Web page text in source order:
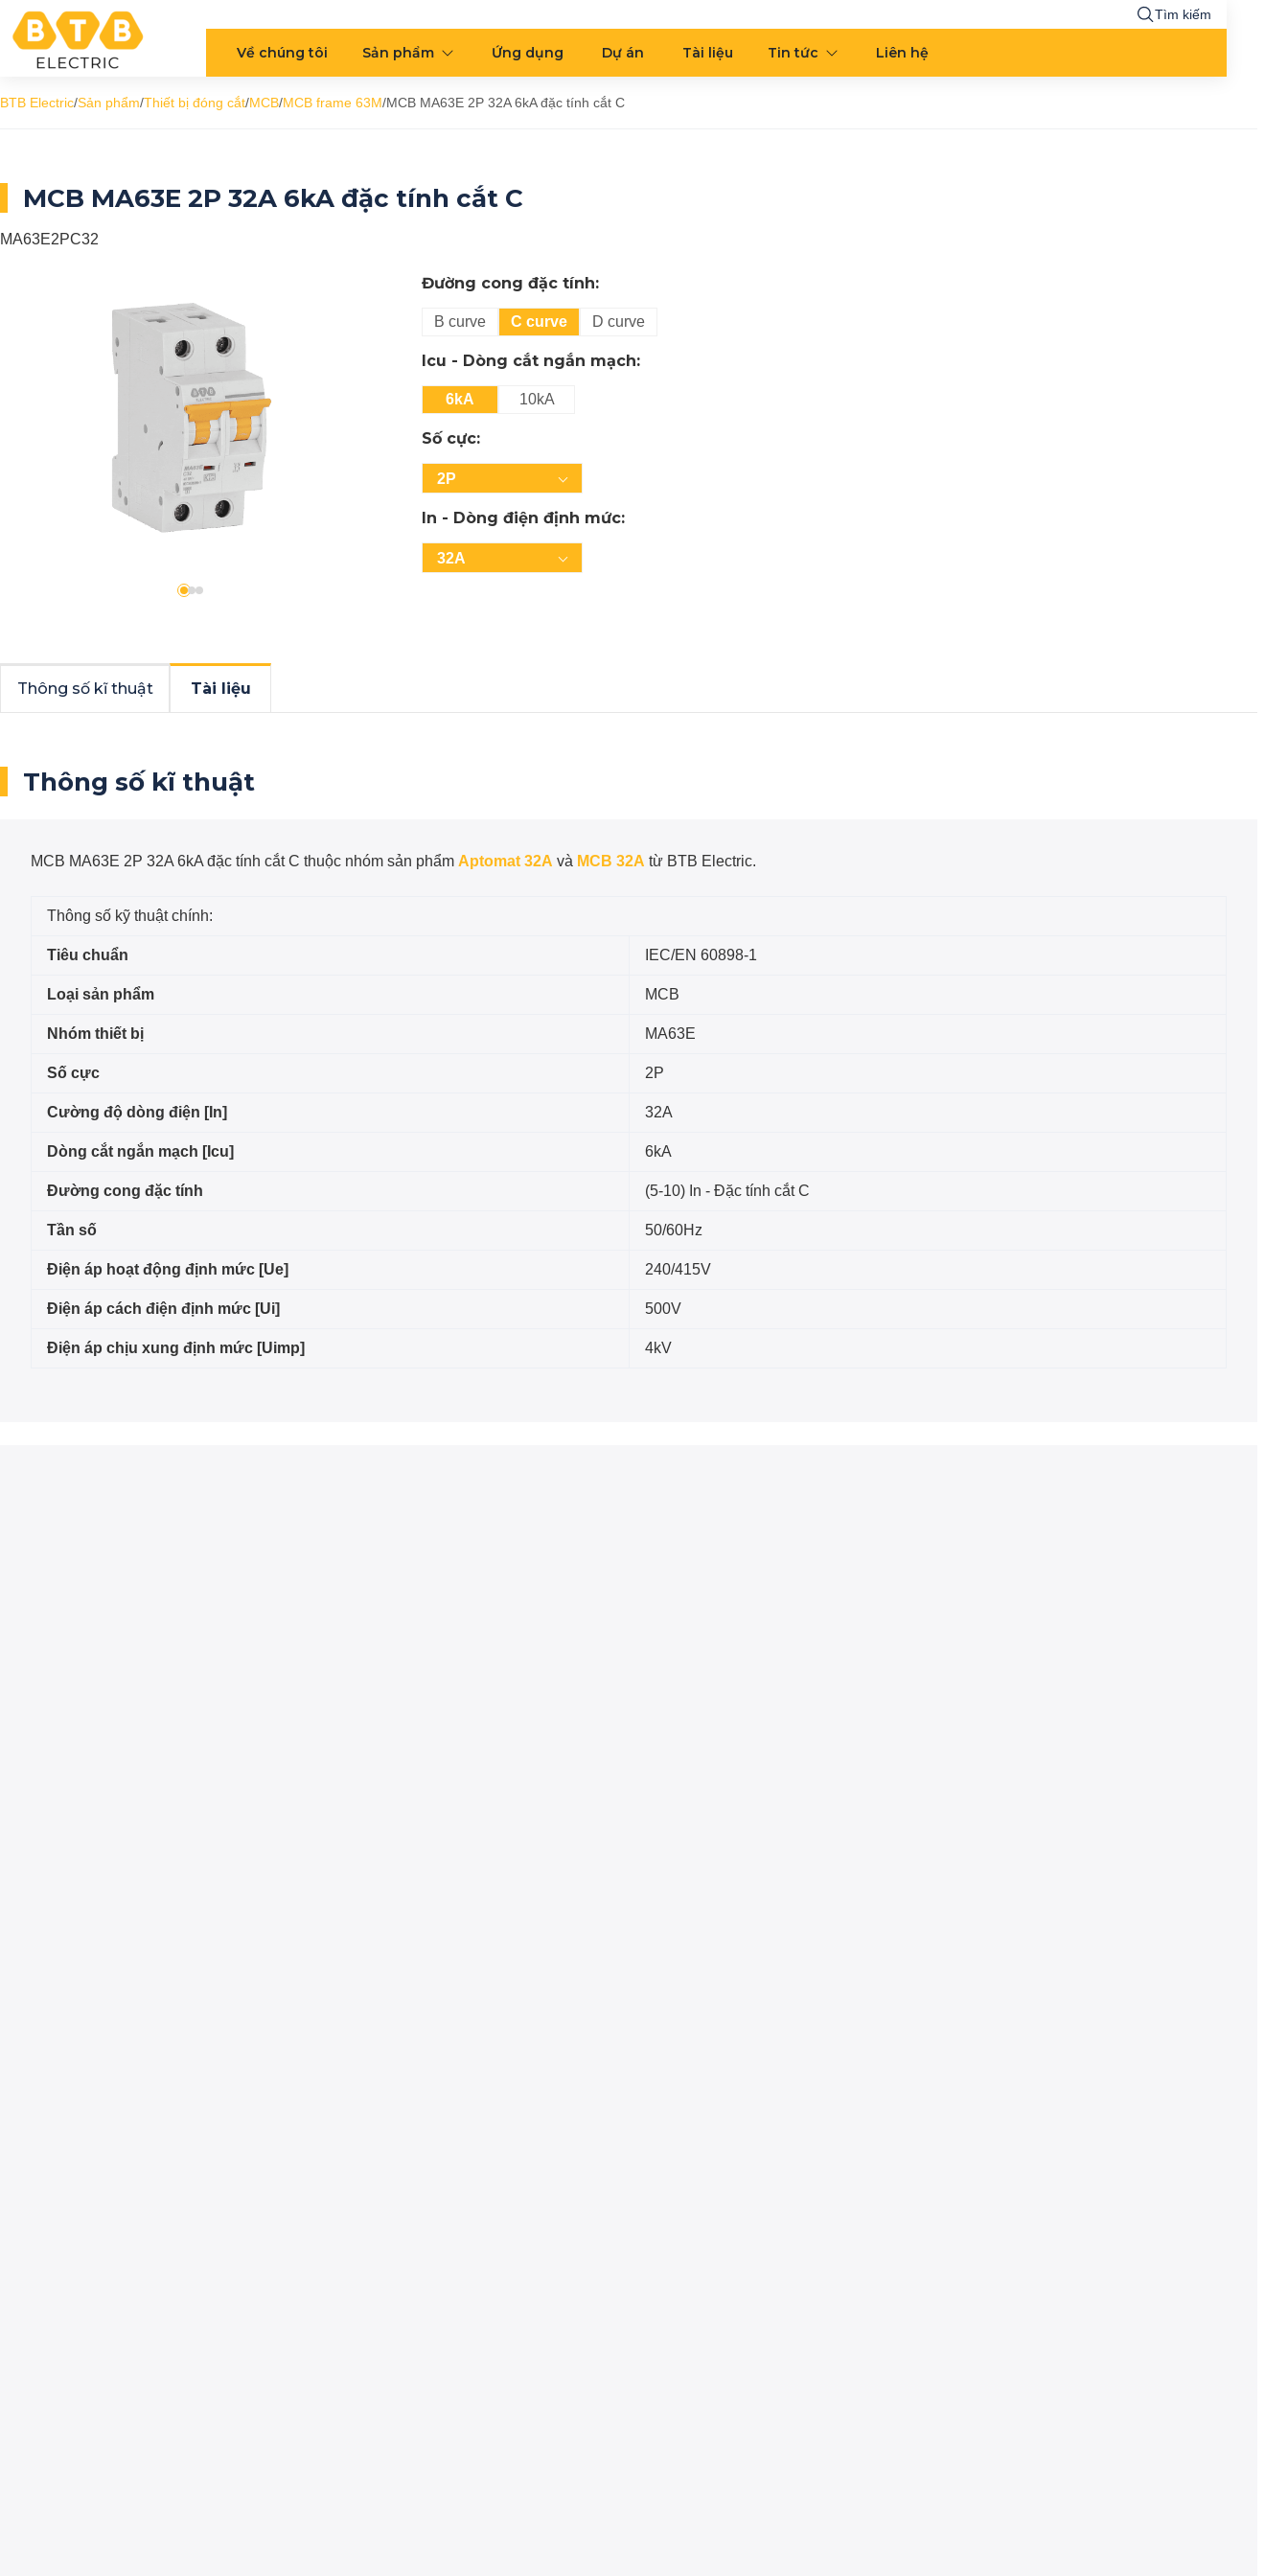
Tìm kiếm
Về chúng tôi Sản phẩm Ứng dụng Dự án Tài liệu Tin tức Liên hệ
BTB Electric/Sản phẩm/Thiết bị đóng cắt/MCB/MCB frame 63M/MCB MA63E 2P 32A 6kA đặc tính cắt C
MCB MA63E 2P 32A 6kA đặc tính cắt C
MA63E2PC32
Đường cong đặc tính:
B curve C curve D curve
Icu - Dòng cắt ngắn mạch:
6kA 10kA
Số cực:
2P
In - Dòng điện định mức:
32A
Thông số kĩ thuật Tài liệu
Thông số kĩ thuật
MCB MA63E 2P 32A 6kA đặc tính cắt C thuộc nhóm sản phẩm Aptomat 32A và MCB 32A từ BTB Electric.
Thông số kỹ thuật chính:
Tiêu chuẩn IEC/EN 60898-1
Loại sản phẩm MCB
Nhóm thiết bị MA63E
Số cực 2P
Cường độ dòng điện [In] 32A
Dòng cắt ngắn mạch [Icu] 6kA
Đường cong đặc tính (5-10) In - Đặc tính cắt C
Tần số 50/60Hz
Điện áp hoạt động định mức [Ue] 240/415V
Điện áp cách điện định mức [Ui] 500V
Điện áp chịu xung định mức [Uimp] 4kV